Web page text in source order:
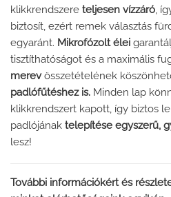
klikkrendszere teljesen vízzáró,
biztosít, ezért remek választás
egyaránt. Mikrofózolt élei
tisztíthatóságot és a maximális
merevösszetételének
padlófűtéshez is. Minden lap
klikkrendszert kapott, így biztos
padlójának telepítése egyszerű,
lesz!
További információkért és